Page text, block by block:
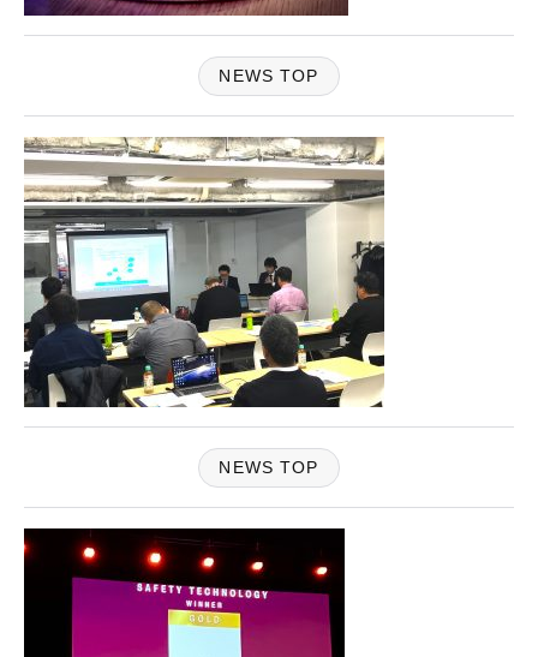
NEWS TOP
NEWS TOP